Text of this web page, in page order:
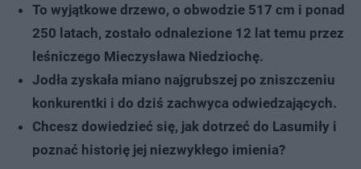
To wyjątkowe drzewo, o obwodzie 517 cm i ponad
250 latach, zostało odnalezione 12 lat temu przez
leśniczego Mieczysława Niedziochę.
Jodła zyskała miano najgrubszej po zniszczeniu
konkurentki i do dziś zachwyca odwiedzających.
Chcesz dowiedzieć się, jak dotrzeć do Lasumiły i
poznać historię jej niezwykłego imienia?